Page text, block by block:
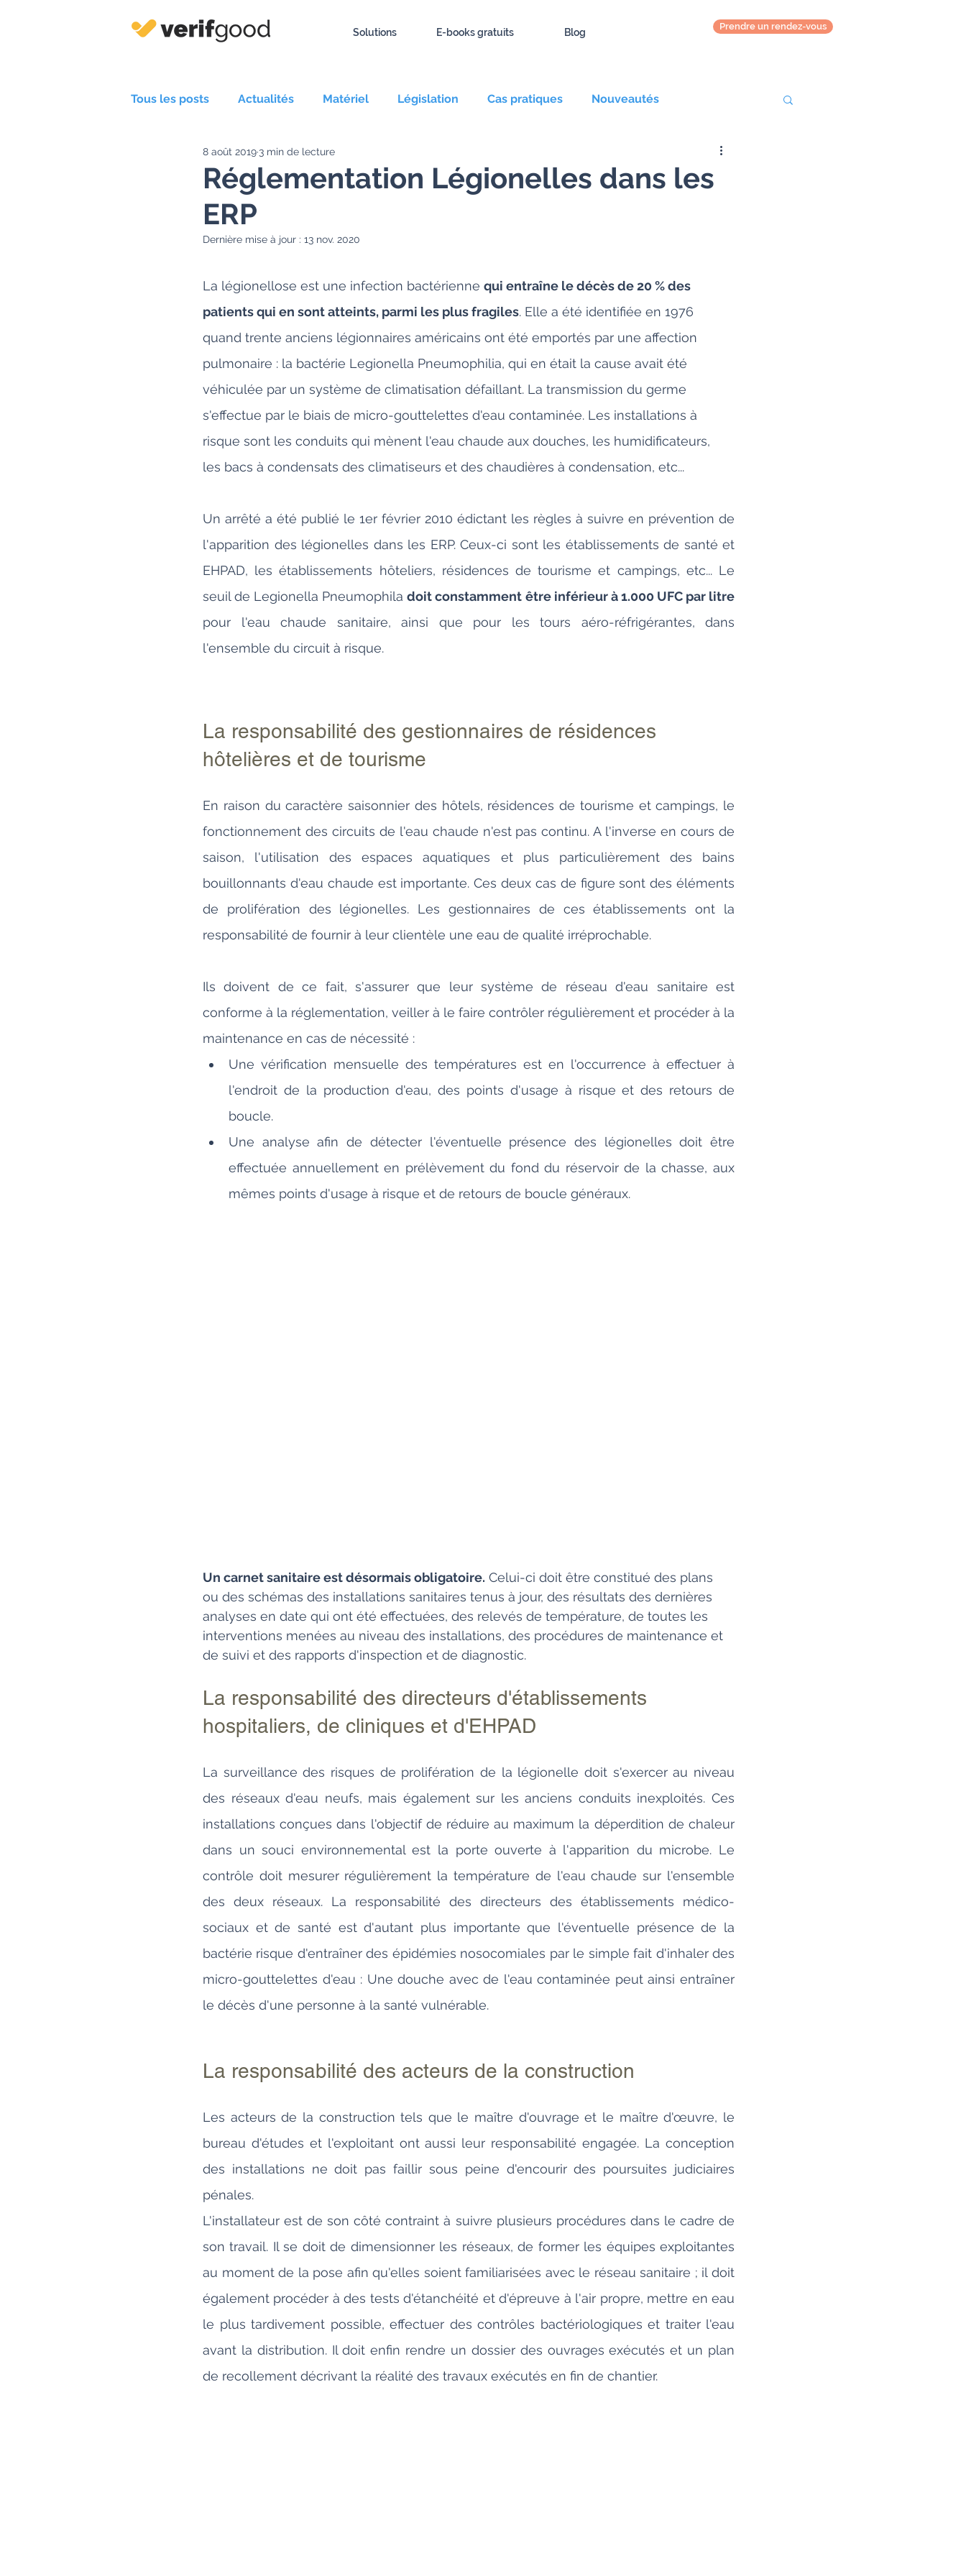
Solutions E-books gratuits Blog
Prendre un rendez-vous
Tous les posts Actualités Matériel Législation Cas pratiques Nouveautés
Outils pratiques Centres commerciaux
Réglementation Légionelles dans les
ERP
8 août 2019 3 min de lecture
Dernière mise à jour : 13 nov. 2020
La légionellose est une infection bactérienne qui entraîne le décès de 20 % des
patients qui en sont atteints, parmi les plus fragiles. Elle a été identifiée en 1976
quand trente anciens légionnaires américains ont été emportés par une affection
pulmonaire : la bactérie Legionella Pneumophilia, qui en était la cause avait été
véhiculée par un système de climatisation défaillant. La transmission du germe
s'effectue par le biais de micro-gouttelettes d'eau contaminée. Les installations à
risque sont les conduits qui mènent l'eau chaude aux douches, les humidificateurs,
les bacs à condensats des climatiseurs et des chaudières à condensation, etc...
Un arrêté a été publié le 1er février 2010 édictant les règles à suivre en prévention de
l'apparition des légionelles dans les ERP. Ceux-ci sont les établissements de santé et
EHPAD, les établissements hôteliers, résidences de tourisme et campings, etc... Le
seuil de Legionella Pneumophila doit constamment être inférieur à 1.000 UFC par litre
pour l'eau chaude sanitaire, ainsi que pour les tours aéro-réfrigérantes, dans
l'ensemble du circuit à risque.
La responsabilité des gestionnaires de résidences
hôtelières et de tourisme
En raison du caractère saisonnier des hôtels, résidences de tourisme et campings, le
fonctionnement des circuits de l'eau chaude n'est pas continu. A l'inverse en cours de
saison, l'utilisation des espaces aquatiques et plus particulièrement des bains
bouillonnants d'eau chaude est importante. Ces deux cas de figure sont des éléments
de prolifération des légionelles. Les gestionnaires de ces établissements ont la
responsabilité de fournir à leur clientèle une eau de qualité irréprochable.
Ils doivent de ce fait, s'assurer que leur système de réseau d'eau sanitaire est
conforme à la réglementation, veiller à le faire contrôler régulièrement et procéder à la
maintenance en cas de nécessité :
Une vérification mensuelle des températures est en l'occurrence à effectuer à
l'endroit de la production d'eau, des points d'usage à risque et des retours de
boucle.
Une analyse afin de détecter l'éventuelle présence des légionelles doit être
effectuée annuellement en prélèvement du fond du réservoir de la chasse, aux
mêmes points d'usage à risque et de retours de boucle généraux.
Un carnet sanitaire est désormais obligatoire. Celui-ci doit être constitué des plans
ou des schémas des installations sanitaires tenus à jour, des résultats des dernières
analyses en date qui ont été effectuées, des relevés de température, de toutes les
interventions menées au niveau des installations, des procédures de maintenance et
de suivi et des rapports d'inspection et de diagnostic.
La responsabilité des directeurs d'établissements
hospitaliers, de cliniques et d'EHPAD
La surveillance des risques de prolifération de la légionelle doit s'exercer au niveau
des réseaux d'eau neufs, mais également sur les anciens conduits inexploités. Ces
installations conçues dans l'objectif de réduire au maximum la déperdition de chaleur
dans un souci environnemental est la porte ouverte à l'apparition du microbe. Le
contrôle doit mesurer régulièrement la température de l'eau chaude sur l'ensemble
des deux réseaux. La responsabilité des directeurs des établissements médico-
sociaux et de santé est d'autant plus importante que l'éventuelle présence de la
bactérie risque d'entraîner des épidémies nosocomiales par le simple fait d'inhaler des
micro-gouttelettes d'eau : Une douche avec de l'eau contaminée peut ainsi entraîner
le décès d'une personne à la santé vulnérable.
La responsabilité des acteurs de la construction
Les acteurs de la construction tels que le maître d'ouvrage et le maître d'œuvre, le
bureau d'études et l'exploitant ont aussi leur responsabilité engagée. La conception
des installations ne doit pas faillir sous peine d'encourir des poursuites judiciaires
pénales.
L'installateur est de son côté contraint à suivre plusieurs procédures dans le cadre de
son travail. Il se doit de dimensionner les réseaux, de former les équipes exploitantes
au moment de la pose afin qu'elles soient familiarisées avec le réseau sanitaire ; il doit
également procéder à des tests d'étanchéité et d'épreuve à l'air propre, mettre en eau
le plus tardivement possible, effectuer des contrôles bactériologiques et traiter l'eau
avant la distribution. Il doit enfin rendre un dossier des ouvrages exécutés et un plan
de recollement décrivant la réalité des travaux exécutés en fin de chantier.